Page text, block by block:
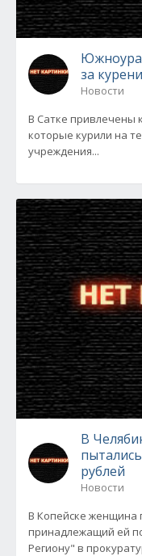
за
Новости
В Сатке привлечены
которые курили на
учреждения...
В
рублей
Новости
В Копейске женщина
принадлежащий ей
Региону" в